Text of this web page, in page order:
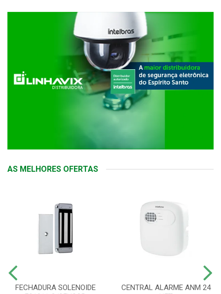
AS MELHORES OFERTAS
FECHADURA SOLENOIDE
CENTRAL ALARME ANM 24